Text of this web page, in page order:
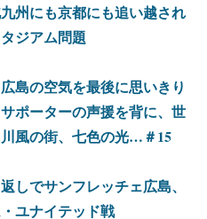
州にも京都にも追い越され
ジアム問題
島の空気を最後に思いきり
ポーターの声援を背に、世
風の街、七色の光…＃15
しでサンフレッチェ広島、
ユナイテッド戦